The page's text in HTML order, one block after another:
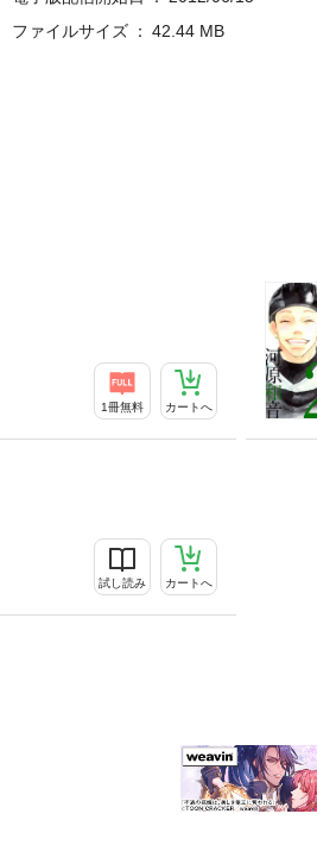
1冊無料 カートへ
試し読み カートへ
ファイルサイズ
42.44 MB